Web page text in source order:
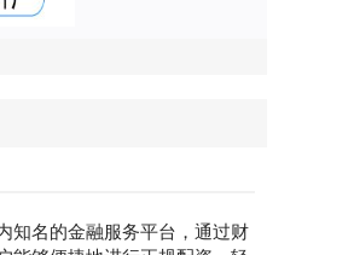
知名的金融服务平台，通过财